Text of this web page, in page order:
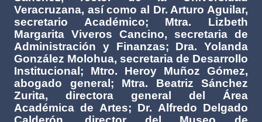
Veracruzana, así como al Dr. Arturo Aguilar,
secretario Académico; Mtra. Lizbeth
Margarita Viveros Cancino, secretaria de
Administración y Finanzas; Dra. Yolanda
González Molohua, secretaria de Desarrollo
Institucional; Mtro. Heroy Muñoz Gómez,
abogado general; Mtra. Beatriz Sánchez
Zurita, directora general del Área
Académica de Artes; Dr. Alfredo Delgado